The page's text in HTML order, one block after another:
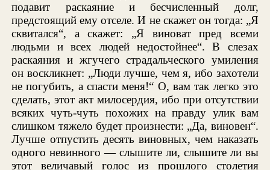
подавит раскаяние и бесчисленный долг,
предстоящий ему отселе. И не скажет он тогда: „Я
сквитался“, а скажет: „Я виноват пред всеми
людьми и всех людей недостойнее“. В слезах
раскаяния и жгучего страдальческого умиления
он воскликнет: „Люди лучше, чем я, ибо захотели
не погубить, а спасти меня!“ О, вам так легко это
сделать, этот акт милосердия, ибо при отсутствии
всяких чуть-чуть похожих на правду улик вам
слишком тяжело будет произнести: „Да, виновен“.
Лучше отпустить десять виновных, чем наказать
одного невинного — слышите ли, слышите ли вы
этот величавый голос из прошлого столетия